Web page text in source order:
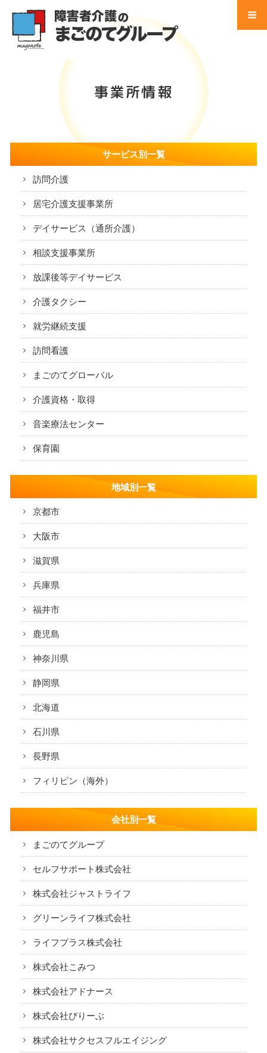
サービス別 一覧
地域別 一覧
会社別 一覧
会社案内
法人概要
個人情報保護方針
まごのてグループ沿革
プライバシーポリシー
介護サービス
訪問介護
訪問介護のサービス提供までの流れ
訪問看護
訪問看護のサービス提供までの流れ
通所介護(デイサービス)
1日の過ごし方
居宅介護支援センター
ケアプラン作成までの流れ
相談支援センター
介護タクシー
開業支援
まごのてグループが目指すもの
まごのてFCで夢を叶える
開業までの流れ
ニュース
FC加盟店様向け資料
お問い合わせ
事業所情報
サービス別一覧
訪問介護
居宅介護支援事業所
デイサービス（通所介護）
相談支援事業所
放課後等デイサービス
介護タクシー
就労継続支援
訪問看護
まごのてグローバル
介護資格・取得
音楽療法センター
保育園
地域別一覧
京都市
大阪市
滋賀県
兵庫県
福井市
鹿児島
神奈川県
静岡県
北海道
石川県
長野県
フィリピン（海外）
会社別一覧
まごのてグループ
セルフサポート株式会社
株式会社ジャストライフ
グリーンライフ株式会社
ライフプラス株式会社
株式会社こみつ
株式会社アドナース
株式会社びりーぶ
株式会社サクセスフルエイジング